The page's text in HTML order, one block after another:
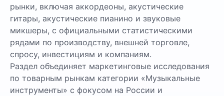
рынки, включая аккордеоны, акустические
гитары, акустические пианино и звуковые
микшеры, с официальными статистическими
рядами по производству, внешней торговле,
спросу, инвестициям и компаниям.
Раздел объединяет маркетинговые исследования
по товарным рынкам категории «Музыкальные
инструменты» с фокусом на России и